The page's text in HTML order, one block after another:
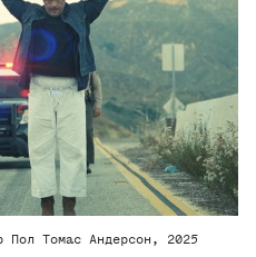
Пол Томас Андерсон, 2025